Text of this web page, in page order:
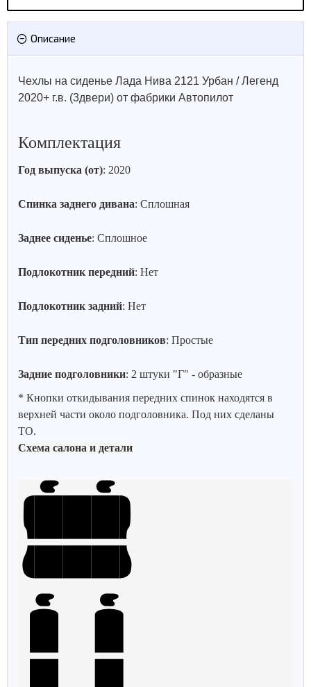
Описание
Чехлы на сиденье Лада Нива 2121 Урбан / Легенд
2020+ г.в. (3двери) от фабрики Автопилот
Комплектация
Год выпуска (от): 2020
Спинка заднего дивана: Сплошная
Заднее сиденье: Сплошное
Подлокотник передний: Нет
Подлокотник задний: Нет
Тип передних подголовников: Простые
Задние подголовники: 2 штуки "Г" - образные
* Кнопки откидывания передних спинок находятся в
верхней части около подголовника. Под них сделаны
ТО.
Схема салона и детали